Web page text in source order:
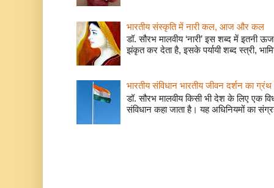
भारतीय संस्कृति में नारी कल, आज और कल
डॉ. सौरभ मालवीय ‘नारी’ इस शब्द में इतनी
झंकृत कर देता है, इसके पर्यायी शब्द स्त्री,
भारतीय संविधान भारतीय जीवन दर्शन का ग्रंथ
डॉ. सौरभ मालवीय किसी भी देश के लिए एक
संविधान कहा जाता है। यह अधिनियमों का